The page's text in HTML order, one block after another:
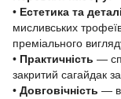
• Естетика та
мисливських
преміального
• Практичність —
закритий сагайдак
• Довговічність —